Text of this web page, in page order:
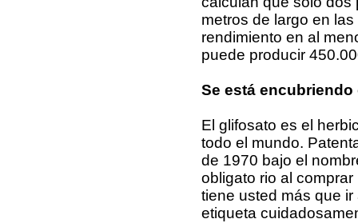
metros de largo en
rendimiento en al
puede producir
Se está
El glifosato es el
todo el mundo.
de 1970 bajo el
obligato rio al
tiene usted más que
etiqueta